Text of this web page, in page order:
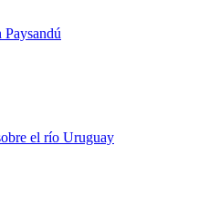
el río Uruguay